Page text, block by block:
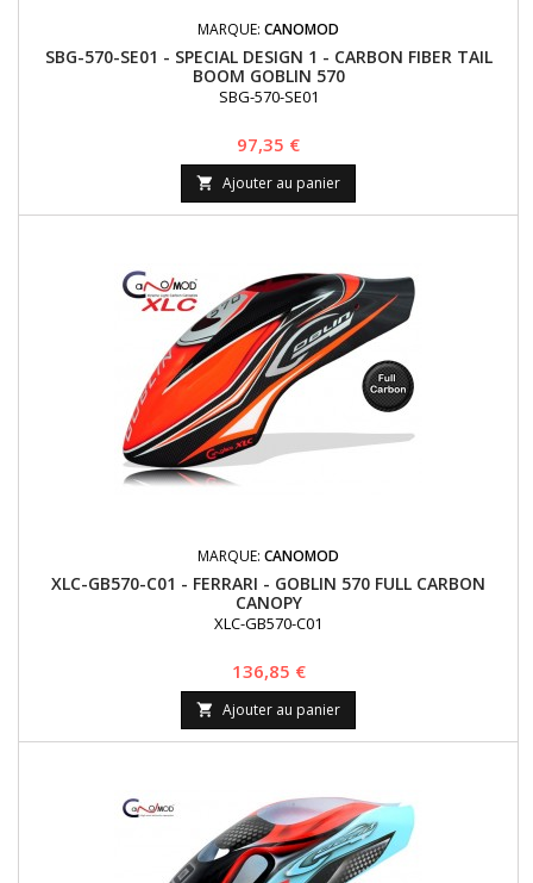
MARQUE: CANOMOD
SBG-570-SE01 - SPECIAL DESIGN 1 - CARBON FIBER TAIL
BOOM GOBLIN 570
SBG-570-SE01
Prix
97,35 €
 Ajouter au panier
MARQUE: CANOMOD
XLC-GB570-C01 - FERRARI - GOBLIN 570 FULL CARBON
CANOPY
XLC-GB570-C01
Prix
136,85 €
 Ajouter au panier